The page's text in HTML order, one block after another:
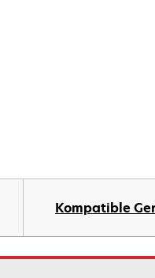
Kompatible